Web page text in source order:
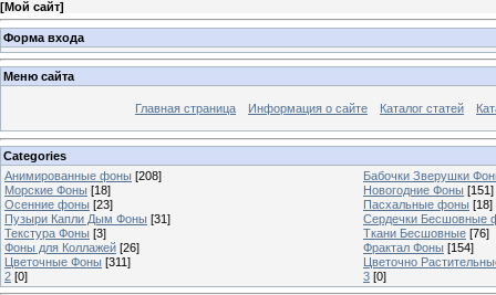
[Мой сайт]
Форма входа
Меню сайта
Главная страница Информация о сайте Каталог статей
Categories
Анимированные фоны [208]
Бабочки Зверушки
Морские Фоны [18] Новогодние Фоны [151]
Осенние фоны [23] Пасхальные фоны [18]
Пузыри Капли Дым Фоны [31]
Сердечки Бесшовные
Текстура Фоны [3] Ткани Бесшовные [76]
Фоны для Коллажей [26] Фрактал Фоны [154]
Цветочные Фоны [311]
Цветочно
2 [0] 3 [0]